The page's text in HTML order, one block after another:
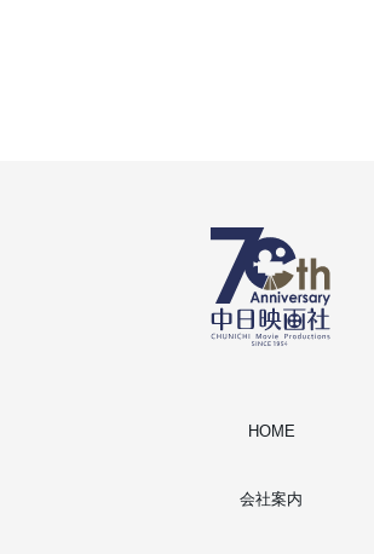
HOME
会社案内